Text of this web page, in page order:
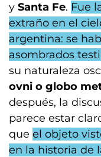
y Santa Fe. Fue
extraño en el
argentina: se
asombrados
su naturaleza
ovni o globo
después, la
parece estar
que el objeto
en la historia de